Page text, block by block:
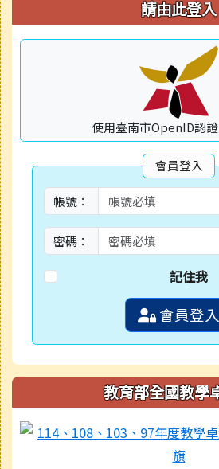
請由此登入
使用臺南市OpenID認
會員登入
帳號：
密碼：
記住我
會員登入
教育部全國教學